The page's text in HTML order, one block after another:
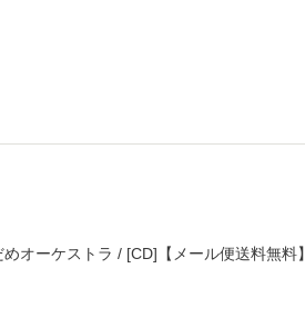
オーケストラ / [CD]【メール便送料無料】